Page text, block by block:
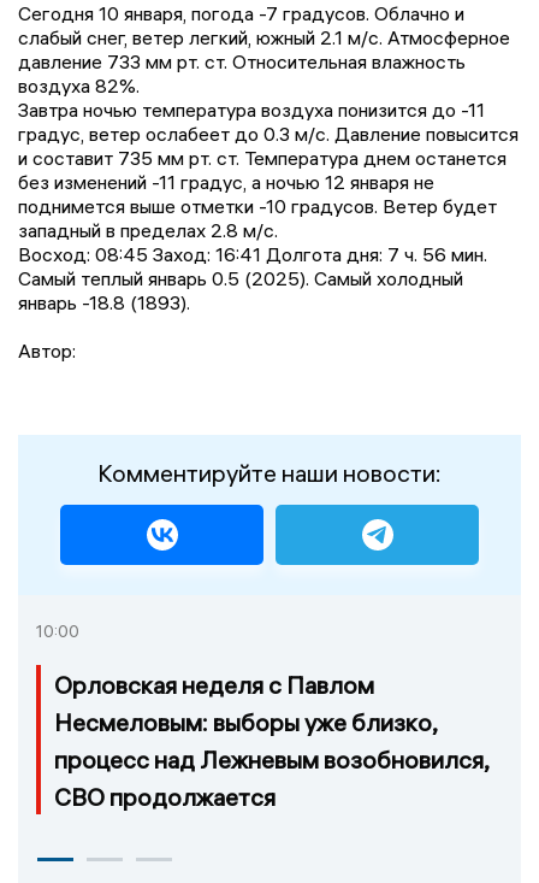
Сегодня 10 января, погода -7 градусов. Облачно и
слабый снег, ветер легкий, южный 2.1 м/с. Атмосферное
давление 733 мм рт. ст. Относительная влажность
воздуха 82%.
Завтра ночью температура воздуха понизится до -11
градус, ветер ослабеет до 0.3 м/с. Давление повысится
и составит 735 мм рт. ст. Температура днем останется
без изменений -11 градус, a ночью 12 января не
поднимется выше отметки -10 градусов. Ветер будет
западный в пределах 2.8 м/с.
Восход: 08:45 Заход: 16:41 Долгота дня: 7 ч. 56 мин.
Самый теплый январь 0.5 (2025). Самый холодный
январь -18.8 (1893).
Автор:
Комментируйте наши новости:
10:00
Орловская неделя с Павлом
Несмеловым: выборы уже близко,
процесс над Лежневым возобновился,
СВО продолжается